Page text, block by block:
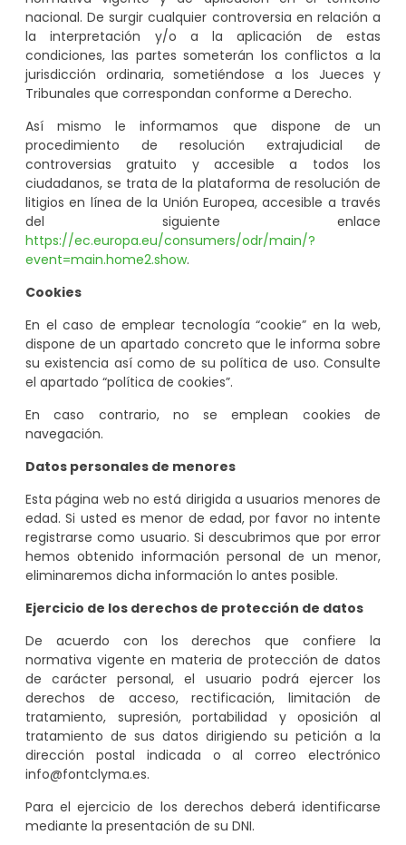
nacional. De surgir cualquier controversia en relación a
la interpretación y/o a la aplicación de estas
condiciones, las partes someterán los conflictos a la
jurisdicción ordinaria, sometiéndose a los Jueces y
Tribunales que correspondan conforme a Derecho.
Así mismo le informamos que dispone de un
procedimiento de resolución extrajudicial de
controversias gratuito y accesible a todos los
ciudadanos, se trata de la plataforma de resolución de
litigios en línea de la Unión Europea, accesible a través
del siguiente enlace
https://ec.europa.eu/consumers/odr/main/?
event=main.home2.show.
Cookies
En el caso de emplear tecnología “cookie” en la web,
dispone de un apartado concreto que le informa sobre
su existencia así como de su política de uso. Consulte
el apartado “política de cookies”.
En caso contrario, no se emplean cookies de
navegación.
Datos personales de menores
Esta página web no está dirigida a usuarios menores de
edad. Si usted es menor de edad, por favor no intente
registrarse como usuario. Si descubrimos que por error
hemos obtenido información personal de un menor,
eliminaremos dicha información lo antes posible.
Ejercicio de los derechos de protección de datos
De acuerdo con los derechos que confiere la
normativa vigente en materia de protección de datos
de carácter personal, el usuario podrá ejercer los
derechos de acceso, rectificación, limitación de
tratamiento, supresión, portabilidad y oposición al
tratamiento de sus datos dirigiendo su petición a la
dirección postal indicada o al correo electrónico
info@fontclyma.es.
Para el ejercicio de los derechos deberá identificarse
mediante la presentación de su DNI.